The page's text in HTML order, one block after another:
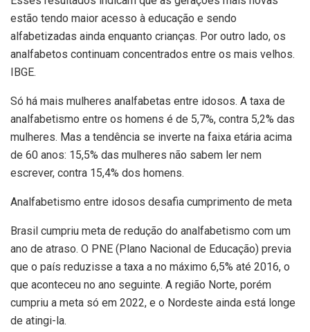
estão tendo maior acesso à educação e sendo
alfabetizadas ainda enquanto crianças. Por outro lado, os
analfabetos continuam concentrados entre os mais velhos.
IBGE.
Só há mais mulheres analfabetas entre idosos. A taxa de
analfabetismo entre os homens é de 5,7%, contra 5,2% das
mulheres. Mas a tendência se inverte na faixa etária acima
de 60 anos: 15,5% das mulheres não sabem ler nem
escrever, contra 15,4% dos homens.
Analfabetismo entre idosos desafia cumprimento de meta
Brasil cumpriu meta de redução do analfabetismo com um
ano de atraso. O PNE (Plano Nacional de Educação) previa
que o país reduzisse a taxa a no máximo 6,5% até 2016, o
que aconteceu no ano seguinte. A região Norte, porém
cumpriu a meta só em 2022, e o Nordeste ainda está longe
de atingi-la.